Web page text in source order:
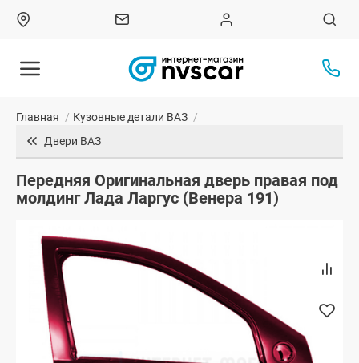
Главная / Кузовные детали ВАЗ /
Двери ВАЗ
Передняя Оригинальная дверь правая под
молдинг Лада Ларгус (Венера 191)